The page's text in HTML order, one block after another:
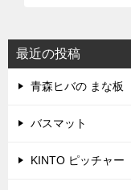
最近の投稿
青森ヒバの まな板
バスマット
KINTO ピッチャー